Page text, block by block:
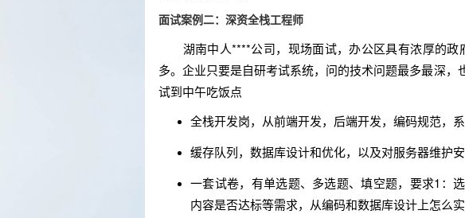
面试案例二：深资全栈工程师
湖南中人****公司，现场面试，办公区具有浓厚的政
多。企业只要是自研考试系统，问的技术问题最多最深
试到中午吃饭点
全栈开发岗，从前端开发，后端开发，编码规范，
缓存队列，数据库设计和优化，以及对服务器维护
一套试卷，有单选题、多选题、填空题，要求1：
内容是否达标等需求，从编码和数据库设计上怎么实